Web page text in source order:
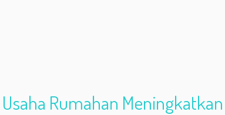
Rumahan Meningkatkan